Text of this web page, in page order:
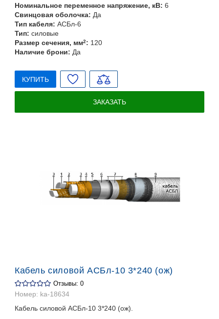
Номинальное переменное напряжение, кВ: 6
Свинцовая оболочка: Да
Тип кабеля: АСБл-6
Тип: силовые
Размер сечения, мм2: 120
Наличие брони: Да
КУПИТЬ
ЗАКАЗАТЬ
Кабель силовой АСБл-10 3*240 (ож)
Отзывы: 0
Номер: ka-18634
Кабель силовой АСБл-10 3*240 (ож).